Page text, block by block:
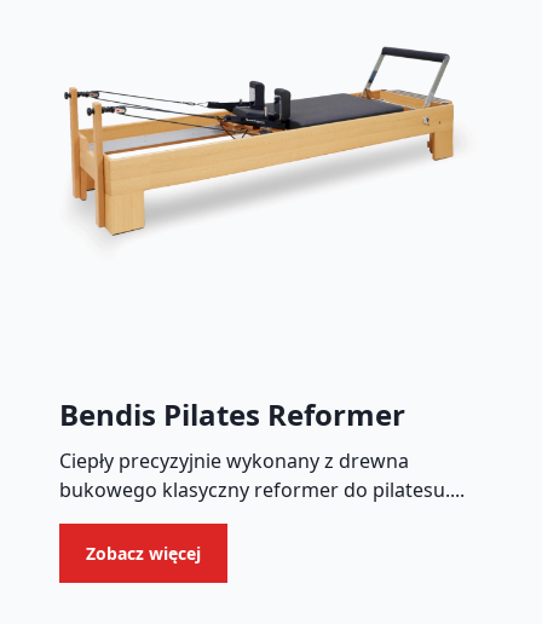
Bendis Pilates Reformer
Ciepły precyzyjnie wykonany z drewna
bukowego klasyczny reformer do pilatesu....
Zobacz więcej